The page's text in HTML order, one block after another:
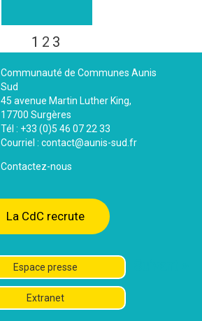
1 2 3
Communauté de Communes Aunis
Sud
45 avenue Martin Luther King,
17700 Surgères
Tél : +33 (0)5 46 07 22 33
Courriel : contact@aunis-sud.fr
Contactez-nous
La CdC recrute
Espace presse
Extranet